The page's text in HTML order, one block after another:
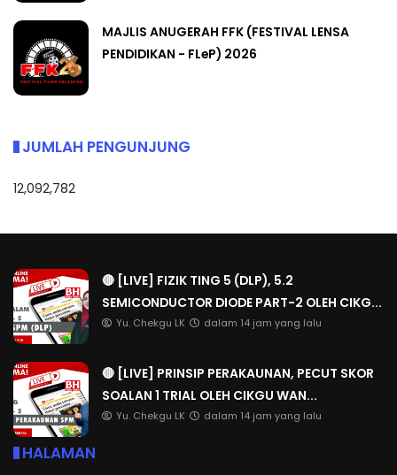
MAJLIS ANUGERAH FFK (FESTIVAL LENSA
PENDIDIKAN - FLeP) 2026
JUMLAH PENGUNJUNG
12,092,782
🔴 [LIVE] FIZIK TING 5 (DLP), 5.2
SEMICONDUCTOR DIODE PART-2 OLEH CIKG...
Yu. Chekgu LK dalam 14 jam yang lalu
🔴 [LIVE] PRINSIP PERAKAUNAN, PECUT SKOR
SOALAN 1 TRIAL OLEH CIKGU WAN...
Yu. Chekgu LK dalam 14 jam yang lalu
HALAMAN